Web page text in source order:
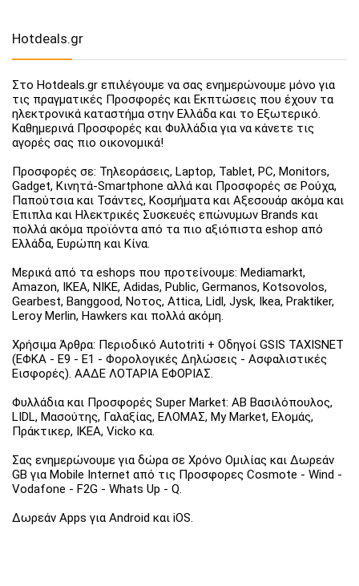
Hotdeals.gr
Στο Hotdeals.gr επιλέγουμε να σας ενημερώνουμε μόνο για
τις πραγματικές Προσφορές και Εκπτώσεις που έχουν τα
ηλεκτρονικά καταστήμα στην Ελλάδα και το Εξωτερικό.
Καθημερινά Προσφορές και Φυλλάδια για να κάνετε τις
αγορές σας πιο οικονομικά!
Προσφορές σε: Τηλεοράσεις, Laptop, Tablet, PC, Monitors,
Gadget, Κινητά-Smartphone αλλά και Προσφορές σε Ρούχα,
Παπούτσια και Τσάντες, Κοσμήματα και Αξεσουάρ ακόμα και
Έπιπλα και Ηλεκτρικές Συσκευές επώνυμων Brands και
πολλά ακόμα προϊόντα από τα πιο αξιόπιστα eshop από
Ελλάδα, Ευρώπη και Κίνα.
Μερικά από τα eshops που προτείνουμε: Mediamarkt,
Amazon, IKEA, NIKE, Adidas, Public, Germanos, Kotsovolos,
Gearbest, Banggood, Νοτος, Attica, Lidl, Jysk, Ikea, Praktiker,
Leroy Merlin, Hawkers και πολλά ακόμη.
Χρήσιμα Άρθρα: Περιοδικό Autotriti + Οδηγοί GSIS TAXISNET
(ΕΦΚΑ - Ε9 - Ε1 - Φορολογικές Δηλώσεις - Ασφαλιστικές
Εισφορές). ΑΑΔΕ ΛΟΤΑΡΙΑ ΕΦΟΡΙΑΣ.
Φυλλάδια και Προσφορές Super Market: ΑΒ Βασιλόπουλος,
LIDL, Μασούτης, Γαλαξίας, ΕΛΟΜΑΣ, My Market, Ελομάς,
Πράκτικερ, ΙΚΕΑ, Vicko κα.
Σας ενημερώνουμε για δώρα σε Χρόνο Ομιλίας και Δωρεάν
GB για Mobile Internet από τις Προσφορες Cosmote - Wind -
Vodafone - F2G - Whats Up - Q.
Δωρεάν Apps για Android και iOS.